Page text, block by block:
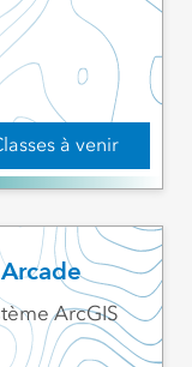
à venir
ArcGIS